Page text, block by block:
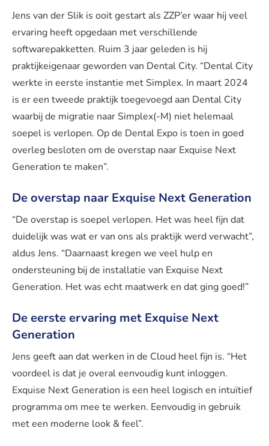
Jens van der Slik is ooit gestart als ZZP’er waar hij veel
ervaring heeft opgedaan met verschillende
softwarepakketten. Ruim 3 jaar geleden is hij
praktijkeigenaar geworden van Dental City. “Dental City
werkte in eerste instantie met Simplex. In maart 2024
is er een tweede praktijk toegevoegd aan Dental City
waarbij de migratie naar Simplex(-M) niet helemaal
soepel is verlopen. Op de Dental Expo is toen in goed
overleg besloten om de overstap naar Exquise Next
Generation te maken”.
De overstap naar Exquise Next Generation
“De overstap is soepel verlopen. Het was heel fijn dat
duidelijk was wat er van ons als praktijk werd verwacht”,
aldus Jens. “Daarnaast kregen we veel hulp en
ondersteuning bij de installatie van Exquise Next
Generation. Het was echt maatwerk en dat ging goed!”
De eerste ervaring met Exquise Next
Generation
Jens geeft aan dat werken in de Cloud heel fijn is. “Het
voordeel is dat je overal eenvoudig kunt inloggen.
Exquise Next Generation is een heel logisch en intuïtief
programma om mee te werken. Eenvoudig in gebruik
met een moderne look & feel”.